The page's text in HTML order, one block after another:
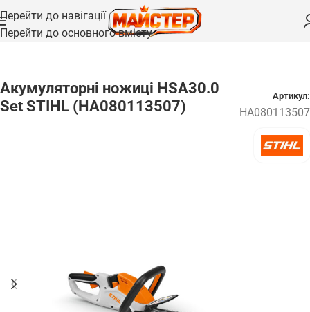
Перейти до навігації
Перейти до основного вмісту
Головна /Кущорізи/Кущорізи акумуляторні
Акумуляторні ножиці HSA30.0
Set STIHL (HA080113507)
Артикул:
HA080113507